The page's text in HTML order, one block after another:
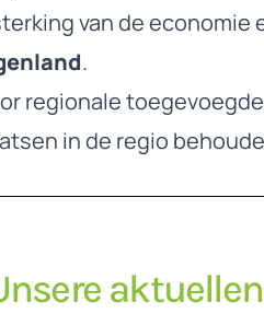
van de economie
.
regionale
in de regio